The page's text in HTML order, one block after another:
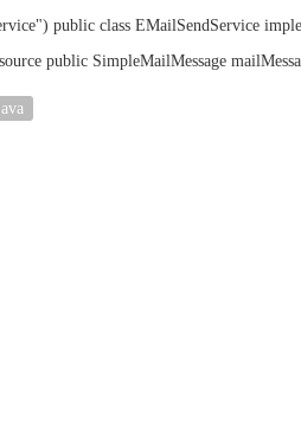
public class EMailSendService
public SimpleMailMessage